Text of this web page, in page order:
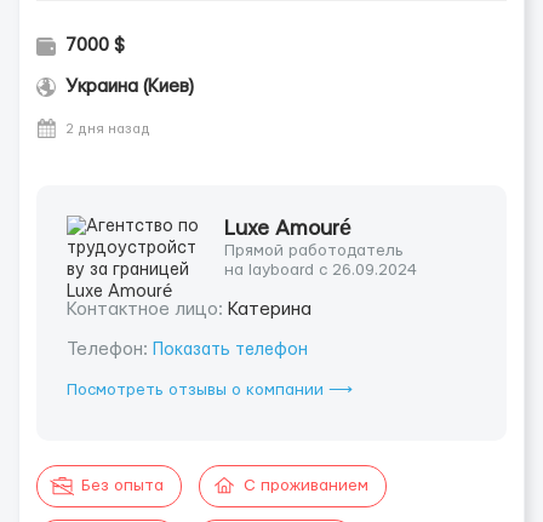
7000 $
Украина (Киев)
2 дня назад
Luxe Amouré
Прямой работодатель
на layboard с 26.09.2024
Контактное лицо: Катерина
Телефон: Показать телефон
Посмотреть отзывы о компании ⟶
Без опыта С проживанием